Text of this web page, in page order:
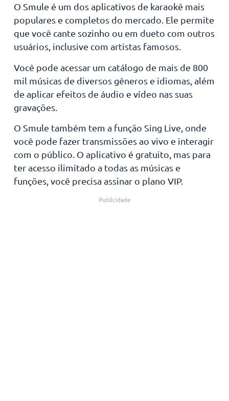
O Smule é um dos aplicativos de karaokê mais
populares e completos do mercado. Ele permite
que você cante sozinho ou em dueto com outros
usuários, inclusive com artistas famosos.
Você pode acessar um catálogo de mais de 800
mil músicas de diversos gêneros e idiomas, além
de aplicar efeitos de áudio e vídeo nas suas
gravações.
O Smule também tem a função Sing Live, onde
você pode fazer transmissões ao vivo e interagir
com o público. O aplicativo é gratuito, mas para
ter acesso ilimitado a todas as músicas e
funções, você precisa assinar o plano VIP.
Publicidade